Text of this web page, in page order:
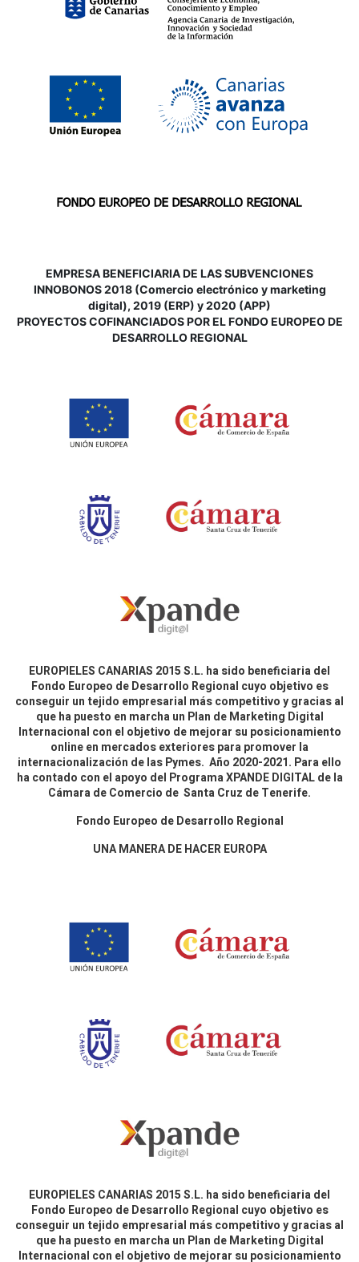
EMPRESA BENEFICIARIA DE LAS SUBVENCIONES
INNOBONOS 2018 (Comercio electrónico y marketing
digital), 2019 (ERP) y 2020 (APP)
PROYECTOS COFINANCIADOS POR EL FONDO EUROPEO DE
DESARROLLO REGIONAL
EUROPIELES CANARIAS 2015 S.L. ha sido beneficiaria del
Fondo Europeo de Desarrollo Regional cuyo objetivo es
conseguir un tejido empresarial más competitivo y gracias al
que ha puesto en marcha un Plan de Marketing Digital
Internacional con el objetivo de mejorar su posicionamiento
online en mercados exteriores para promover la
internacionalización de las Pymes. Año 2020-2021. Para ello
ha contado con el apoyo del Programa XPANDE DIGITAL de la
Cámara de Comercio de Santa Cruz de Tenerife.
Fondo Europeo de Desarrollo Regional
UNA MANERA DE HACER EUROPA
EUROPIELES CANARIAS 2015 S.L. ha sido beneficiaria del
Fondo Europeo de Desarrollo Regional cuyo objetivo es
conseguir un tejido empresarial más competitivo y gracias al
que ha puesto en marcha un Plan de Marketing Digital
Internacional con el objetivo de mejorar su posicionamiento